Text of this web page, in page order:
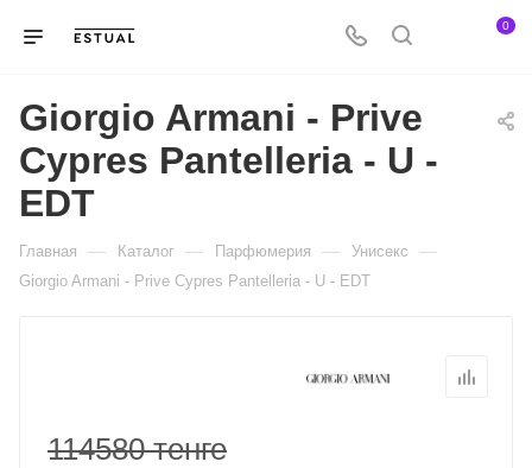
0
Giorgio Armani - Prive
Cypres Pantelleria - U -
EDT
Главная — Каталог — Парфюмерия — Унисекс —
Giorgio Armani - Prive Cypres Pantelleria - U - EDT
114580 тенге